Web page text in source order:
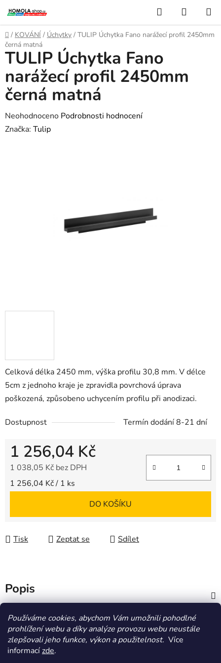
Používáme cookies, abychom Vám umožnili pohodlné
prohlížení webu a díky analýze provozu webu neustále
zlepšovali jeho funkce, výkon a použitelnost. Více
informacízde.
na
obsah
Hledat
KOŠÍK
Domů
/ KOVÁNÍ / Úchytky / TULIP Úchytka Fano narážecí profil 2450mm
černá matná
Celková délka 2450 mm, výška profilu 30,8 mm. V délce
5cm z jednoho kraje je zpravidla povrchová úprava
poškozená, způsobeno uchycením profilu při anodizaci.
Dostupnost Termín dodání 8-21 dní
1 256,04 Kč
1 038,05 Kč bez DPH
Měrná cena:
1 256,04 Kč / 1 ks
DO KOŠÍKU
Tisk Zeptat se Sdílet
TULIP Úchytka Fano
narážecí profil 2450mm
černá matná
Průměrné
hodnocení
Neohodnoceno Podrobnosti hodnocení
Značka: Tulip
Popis
Diskuze